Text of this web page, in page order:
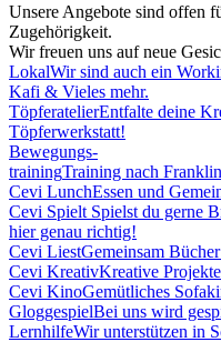
Unsere Angebote sind offen
Zugehörigkeit.
Wir freuen uns auf neue
LokalWir sind auch ein
Kafi & Vieles mehr.
TöpferatelierEntfalte deine
Töpferwerkstatt!
Bewegungs-
trainingTraining nach
Cevi LunchEssen und
Cevi Spielt Spielst du gerne
hier genau richtig!
Cevi LiestGemeinsam
Cevi KreativKreative
Cevi KinoGemütliches
GloggespielBei uns wird
LernhilfeWir unterstützen in